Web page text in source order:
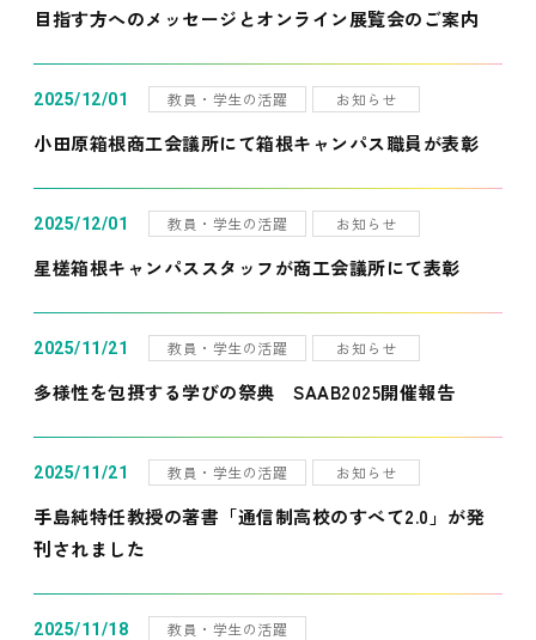
目指す方へのメッセージとオンライン展覧会のご案内
2025/12/01 教員・学生の活躍 お知らせ
小田原箱根商工会議所にて箱根キャンパス職員が表彰
2025/12/01 教員・学生の活躍 お知らせ
星槎箱根キャンパススタッフが商工会議所にて表彰
2025/11/21 教員・学生の活躍 お知らせ
多様性を包摂する学びの祭典 SAAB2025開催報告
2025/11/21 教員・学生の活躍 お知らせ
手島純特任教授の著書「通信制高校のすべて2.0」が発
刊されました
2025/11/18 教員・学生の活躍